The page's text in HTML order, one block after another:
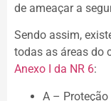
de ameaçar a
Sendo assim,
todas as áreas do
Anexo I da NR 6:
A – Proteção